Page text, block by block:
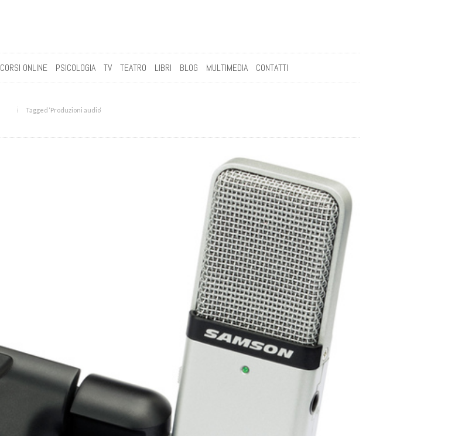
CORSI ONLINE PSICOLOGIA TV TEATRO LIBRI BLOG MULTIMEDIA CONTATTI
Tagged ‘Produzioni audio‘